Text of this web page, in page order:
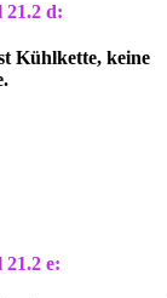
21.2 d:
Kühlkette, keine
21.2 e: